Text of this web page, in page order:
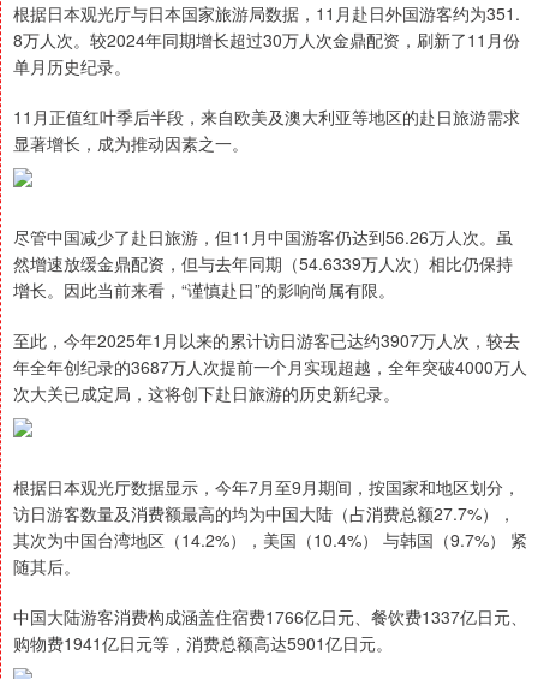
根据日本观光厅与日本国家旅游局数据，11月赴日外国游客约为351.
8万人次。较2024年同期增长超过30万人次金鼎配资，刷新了11月份
单月历史纪录。
11月正值红叶季后半段，来自欧美及澳大利亚等地区的赴日旅游需求
显著增长，成为推动因素之一。
尽管中国减少了赴日旅游，但11月中国游客仍达到56.26万人次。虽
然增速放缓金鼎配资，但与去年同期（54.6339万人次）相比仍保持
增长。因此当前来看，“谨慎赴日”的影响尚属有限。
至此，今年2025年1月以来的累计访日游客已达约3907万人次，较去
年全年创纪录的3687万人次提前一个月实现超越，全年突破4000万人
次大关已成定局，这将创下赴日旅游的历史新纪录。
根据日本观光厅数据显示，今年7月至9月期间，按国家和地区划分，
访日游客数量及消费额最高的均为中国大陆（占消费总额27.7%），
其次为中国台湾地区（14.2%），美国（10.4%） 与韩国（9.7%） 紧
随其后。
中国大陆游客消费构成涵盖住宿费1766亿日元、餐饮费1337亿日元、
购物费1941亿日元等，消费总额高达5901亿日元。